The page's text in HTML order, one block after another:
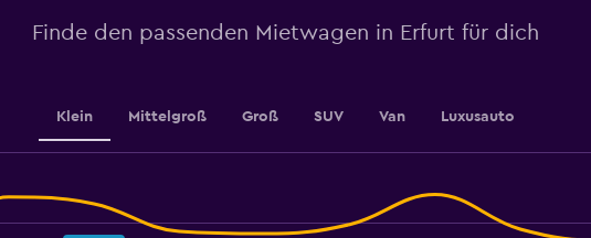
3.6.
Finde den passenden Mietwagen in Erfurt für dich
Klein Mittelgroß Groß SUV Van Luxusauto